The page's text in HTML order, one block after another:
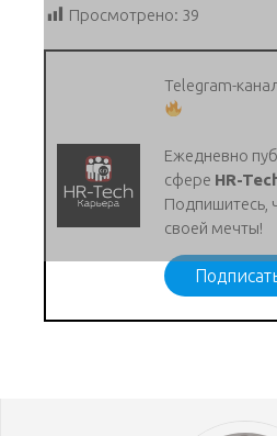
Просмотрено: 39
Telegram-
Ежедневно
сфере HR-
Подпишитесь,
своей мечты!